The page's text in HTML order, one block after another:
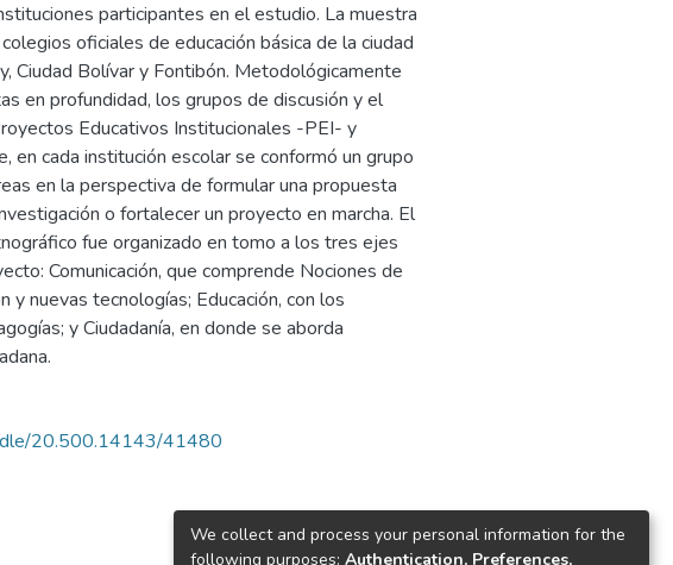
participantes en el estudio. La muestra
oficiales de educación básica de la ciudad
Ciudad Bolívar y Fontibón. Metodológicamente
en profundidad, los grupos de discusión y el
Educativos Institucionales -PEI- y
en cada institución escolar se conformó un grupo
en la perspectiva de formular una propuesta
o fortalecer un proyecto en marcha. El
fue organizado en tomo a los tres ejes
Comunicación, que comprende Nociones de
y nuevas tecnologías; Educación, con los
y Ciudadanía, en donde se aborda
20.500.14143/41480
We collect and process your personal information for the
following purposes: Authentication, Preferences,